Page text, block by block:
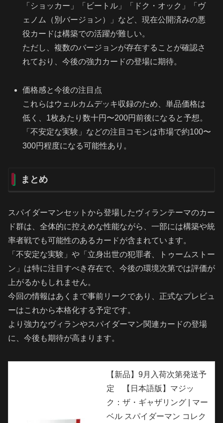
「ショッカー」「ビートル」「ドク・オック」「ヴ
ェノム（別バージョン）」など、現在公開済みの悪
役カードは構築での活躍が難しい。
ただし、複数のバージョンが存在することが確認さ
れており、今後の強力カードの登場に期待。
価格感と今後の注目点
これらはウェルカムデッキ収録のため、単品価格は
低く、1枚あたり数十円〜200円前後になると予想。
「不安定な実験」などの注目コモンは市場で約100〜
300円程度になる可能性あり。
まとめ
スパイダーマンセットから登場したヴィランテーマのカー
ド群は、全体的に控えめな性能ながら、一部には構築や統
率者戦でも可能性のあるカードが含まれています。
「不安定な実験」や「立身出世の犯罪者、トゥームストー
ン」は特に注目すべき存在で、今後の環境次第では評価が
上がるかもしれません。
今回の情報はあくまで事前リークであり、正式なプレビュ
ーはこれから本格化する予定です。
より強力なヴィランやスパイダーマン関連カードの登場
に、今後も期待が高まります。
【新品】9月入荷次第発送予
定 【日本語版】マジッ
ク：ザ・ギャザリング | マー
ベル スパイダーマン コレク